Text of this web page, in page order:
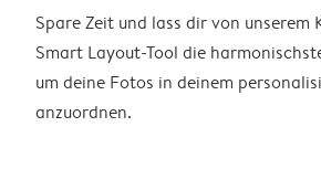
Spare Zeit und lass dir von unserem
Smart Layout-Tool die
um deine Fotos in deinem
anzuordnen.